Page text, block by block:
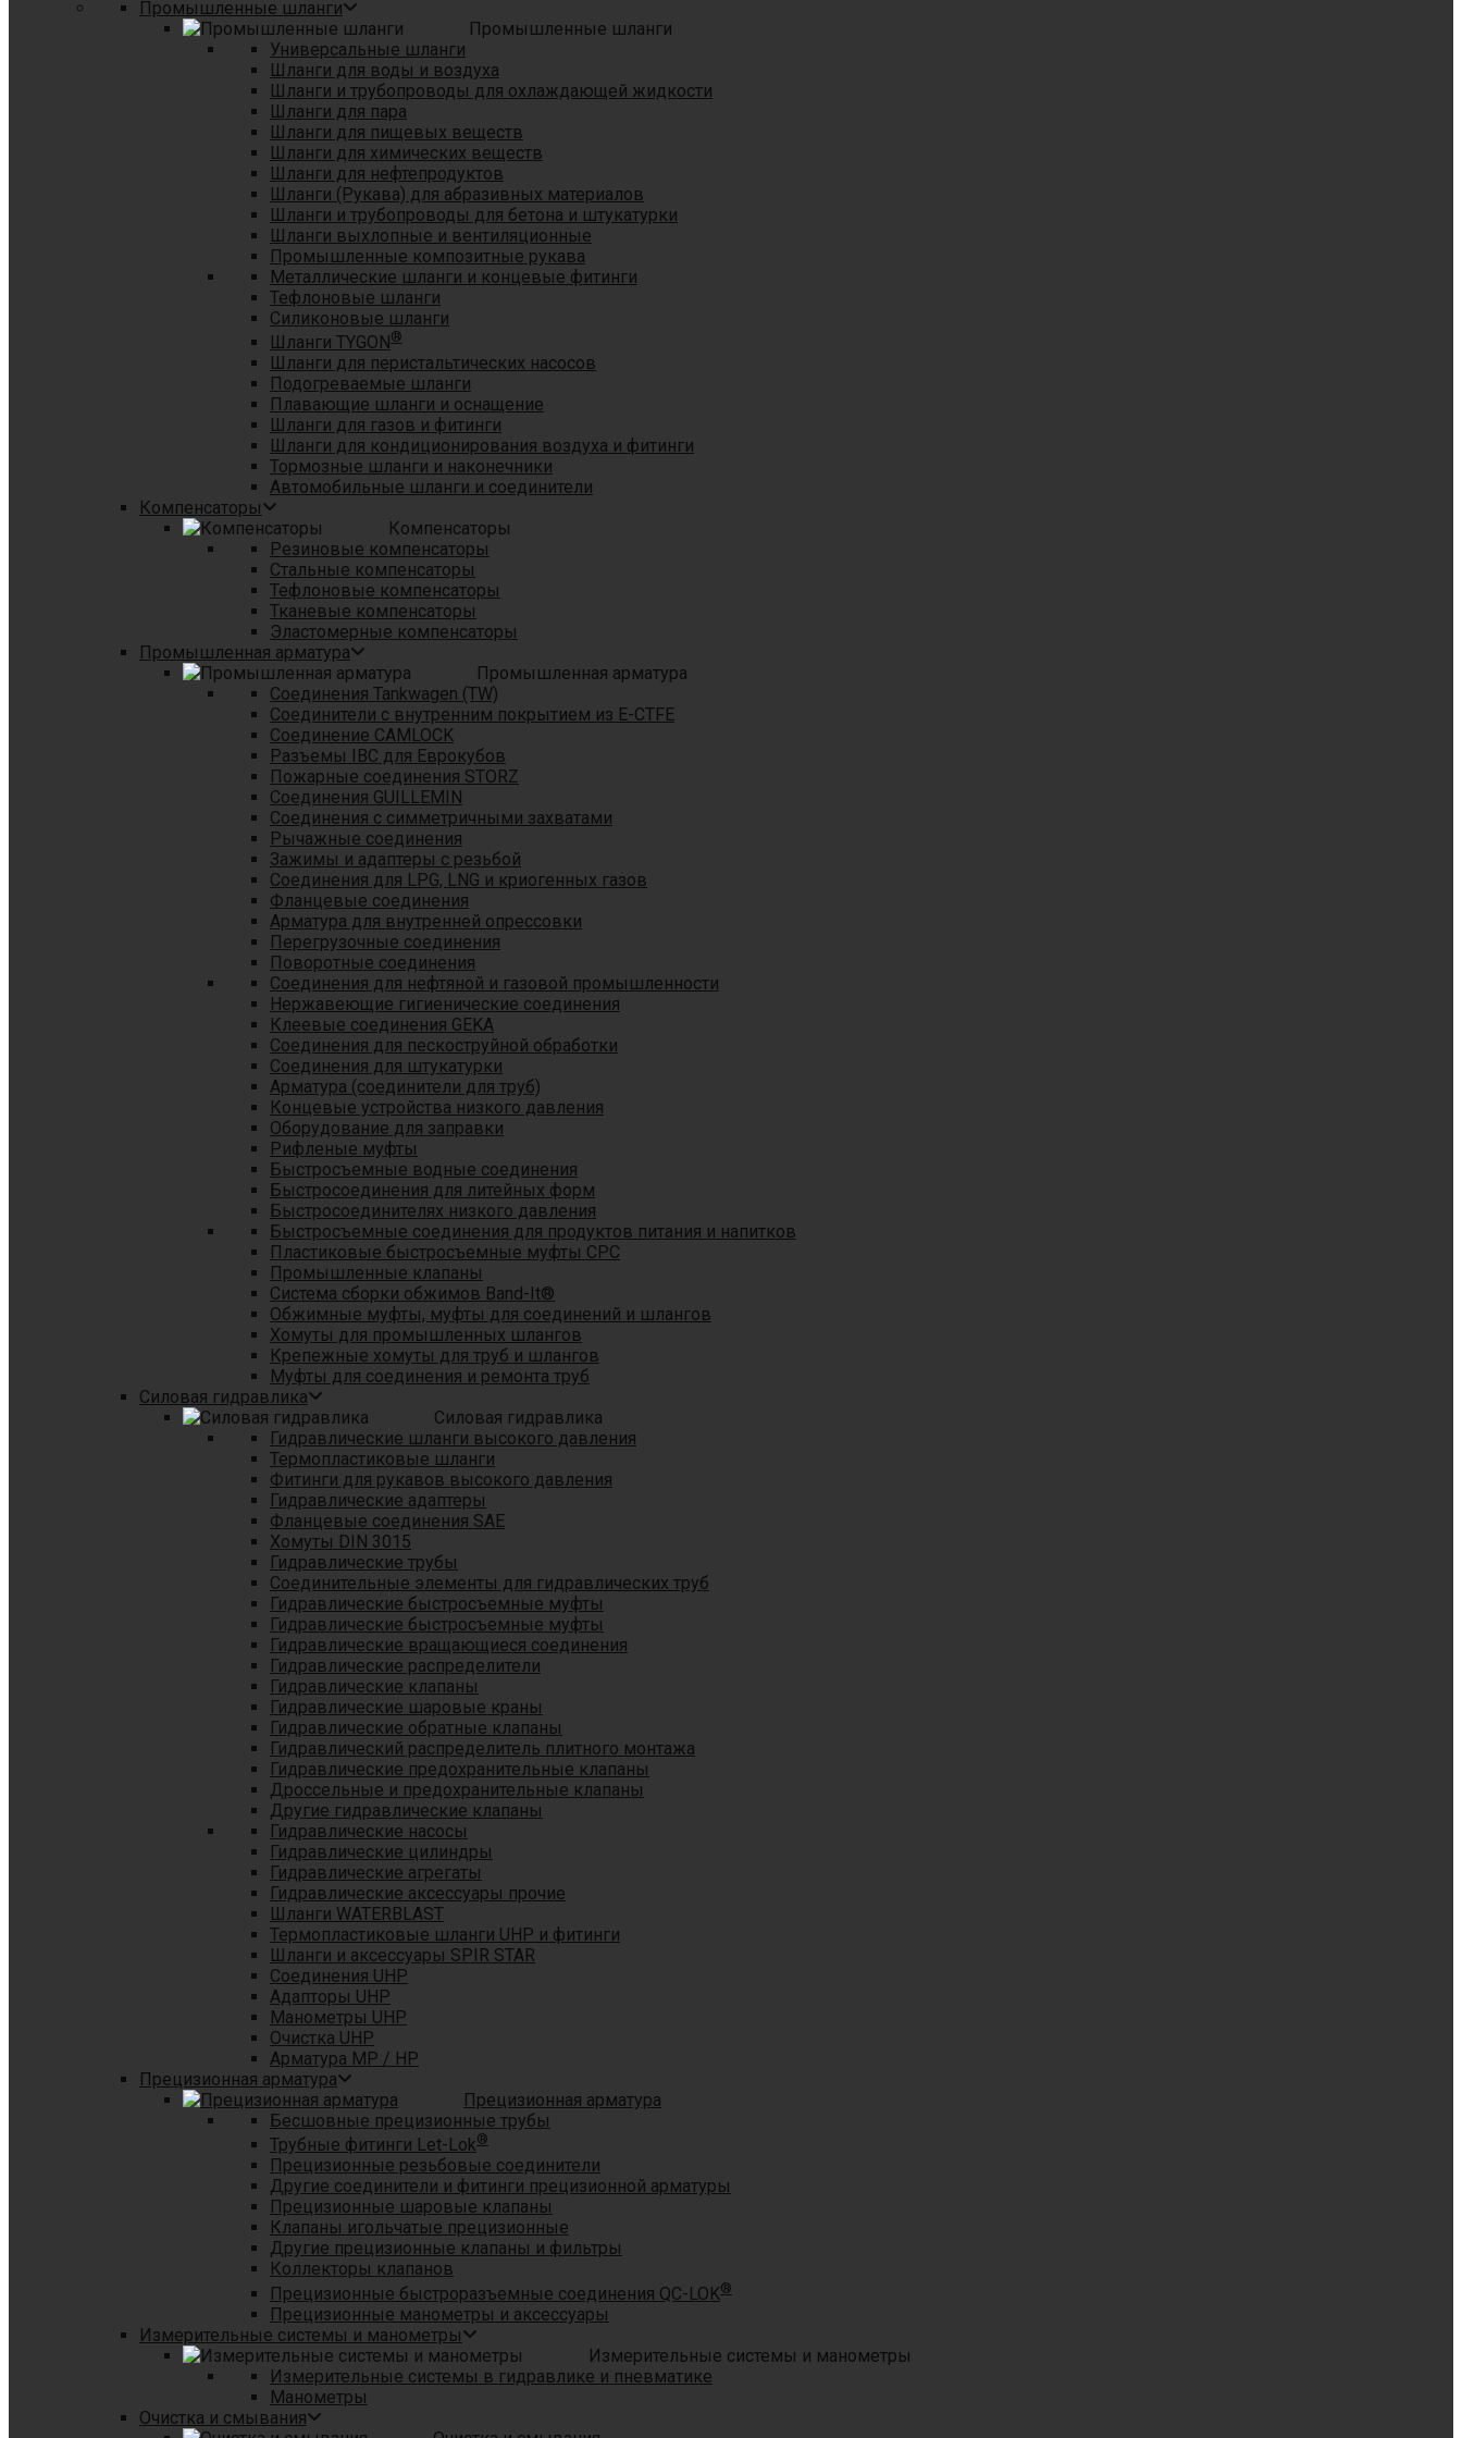
Промышленные шланги
Промышленные шланги
Универсальные шланги
Шланги для воды и воздуха
Шланги и трубопроводы для охлаждающей жидкости
Шланги для пара
Шланги для пищевых веществ
Шланги для химических веществ
Шланги для нефтепродуктов
Шланги (Рукава) для абразивных материалов
Шланги и трубопроводы для бетона и штукатурки
Шланги выхлопные и вентиляционные
Промышленные композитные рукава
Металлические шланги и концевые фитинги
Тефлоновые шланги
Силиконовые шланги
Шланги TYGON®
Шланги для перистальтических насосов
Подогреваемые шланги
Плавающие шланги и оснащение
Шланги для газов и фитинги
Шланги для кондиционирования воздуха и фитинги
Тормозные шланги и наконечники
Автомобильные шланги и соединители
Компенсаторы
Компенсаторы
Резиновые компенсаторы
Стальные компенсаторы
Тефлоновые компенсаторы
Тканевые компенсаторы
Эластомерные компенсаторы
Промышленная арматура
Промышленная арматура
Соединения Tankwagen (TW)
Соединители с внутренним покрытием из E-CTFE
Соединение CAMLOCK
Разъемы IBC для Еврокубов
Пожарные соединения STORZ
Соединения GUILLEMIN
Соединения с симметричными захватами
Рычажные соединения
Зажимы и адаптеры с резьбой
Соединения для LPG, LNG и криогенных газов
Фланцевые соединения
Арматура для внутренней опрессовки
Перегрузочные соединения
Поворотные соединения
Соединения для нефтяной и газовой промышленности
Нержавеющие гигиенические соединения
Клеевые соединения GEKA
Соединения для пескоструйной обработки
Cоединения для штукатурки
Арматура (соединители для труб)
Концевые устройства низкого давления
Оборудование для заправки
Рифленые муфты
Быстросъемные водные соединения
Быстросоединения для литейных форм
Быстросоединителях низкого давления
Быстросъемные соединения для продуктов питания и напитков
Пластиковые быстросъемные муфты CPC
Промышленные клапаны
Система сборки обжимов Band-It®
Обжимные муфты, муфты для соединений и шлангов
Хомуты для промышленных шлангов
Крепежные хомуты для труб и шлангов
Муфты для соединения и ремонта труб
Силовая гидравлика
Силовая гидравлика
Гидравлические шланги высокого давления
Термопластиковые шланги
Фитинги для рукавов высокого давления
Гидравлические адаптеры
Фланцевые соединения SAE
Хомуты DIN 3015
Гидравлические трубы
Соединительные элементы для гидравлических труб
Гидравлические быстросъемные муфты
Гидравлические быстросъемные муфты
Гидравлические вращающиеся соединения
Гидравлические распределители
Гидравлические клапаны
Гидравлические шаровые краны
Гидравлические обратные клапаны
Гидравлический распределитель плитного монтажа
Гидравлические предохранительные клапаны
Дроссельные и предохранительные клапаны
Другие гидравлические клапаны
Гидравлические насосы
Гидравлические цилиндры
Гидравлические агрегаты
Гидравлические аксессуары прочие
Шланги WATERBLAST
Термопластиковые шланги UHP и фитинги
Шланги и аксессуары SPIR STAR
Соединения UHP
Адапторы UHP
Манометры UHP
Очистка UHP
Арматура MP / HP
Прецизионная арматура
Прецизионная арматура
Бесшовные прецизионные трубы
Трубные фитинги Let-Lok®
Прецизионные резьбовые соединители
Другие соединители и фитинги прецизионной арматуры
Прецизионные шаровые клапаны
Клапаны игольчатые прецизионные
Другие прецизионные клапаны и фильтры
Коллекторы клапанов
Прецизионные быстроразъемные соединения QC-LOK®
Прецизионные манометры и аксессуары
Измерительные системы и манометры
Измерительные системы и манометры
Измерительные системы в гидравлике и пневматике
Манометры
Очистка и смывания